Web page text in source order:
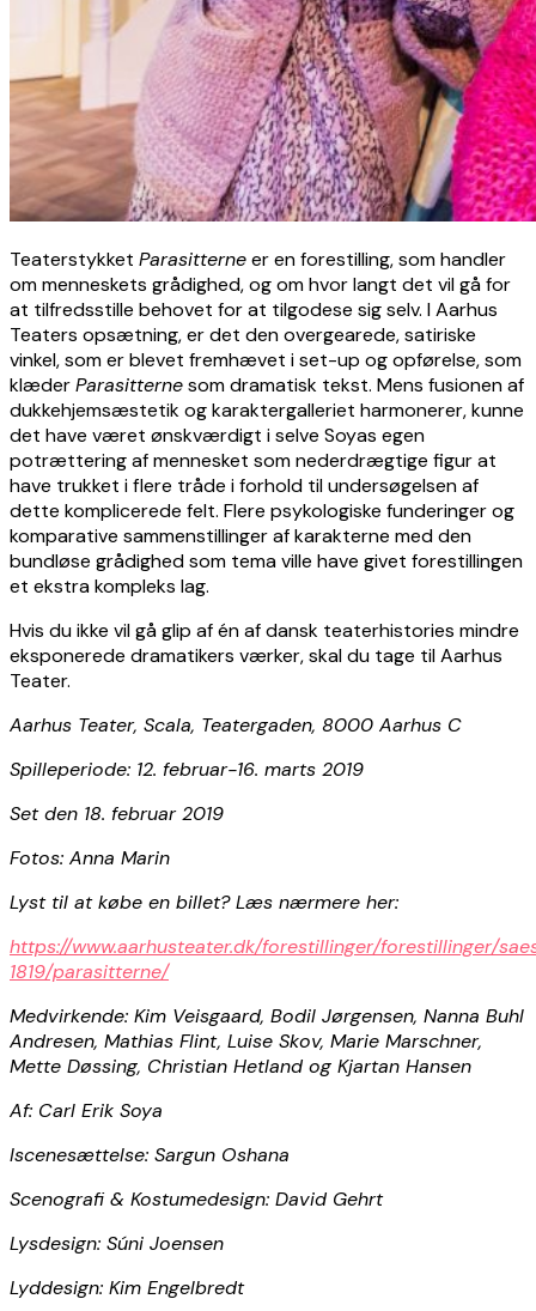
Teaterstykket Parasitterneer en forestilling, som handler
om menneskets grådighed, og om hvor langt det vil gå for
at tilfredsstille behovet for at tilgodese sig selv. I Aarhus
Teaters opsætning, er det den overgearede, satiriske
vinkel, som er blevet fremhævet i set-up og opførelse, som
klæderParasitternesom dramatisk tekst. Mens fusionen af
dukkehjemsæstetik og karaktergalleriet harmonerer, kunne
det have været ønskværdigt i selve Soyas egen
potrættering af mennesket som nederdrægtige figur at
have trukket i flere tråde i forhold til undersøgelsen af
dette komplicerede felt. Flere psykologiske funderinger og
komparative sammenstillinger af karakterne med den
bundløse grådighed som tema ville have givet forestillingen
et ekstra kompleks lag.
Hvis du ikke vil gå glip af én af dansk teaterhistories mindre
eksponerede dramatikers værker, skal du tage til Aarhus
Teater.
Aarhus Teater, Scala, Teatergaden, 8000 Aarhus C
Spilleperiode: 12. februar-16. marts 2019
Set den 18. februar 2019
Fotos: Anna Marin
Lyst til at købe en billet? Læs nærmere her:
https://www.aarhusteater.dk/forestillinger/forestillinger/
1819/parasitterne/
Medvirkende: Kim Veisgaard, Bodil Jørgensen, Nanna Buhl
Andresen, Mathias Flint, Luise Skov, Marie Marschner,
Mette Døssing, Christian Hetland og Kjartan Hansen
Af: Carl Erik Soya
Iscenesættelse: Sargun Oshana
Scenografi & Kostumedesign: David Gehrt
Lysdesign: Súni Joensen
Lyddesign: Kim Engelbredt